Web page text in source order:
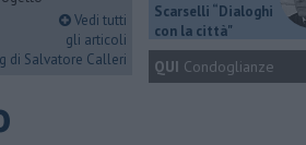
Vedi tutti
gli articoli
di Salvatore Calleri
Scarselli “Dialoghi
con la città"
QUI Condoglianze